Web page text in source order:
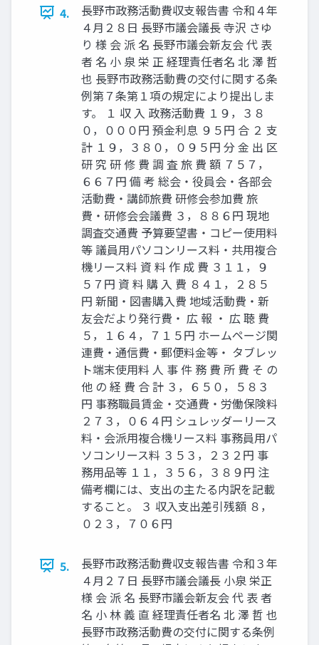
4.
長野市政務活動費収支報告書 令和４年
４月２８日 長野市議会議長 寺沢 さゆ
り 様 会 派 名 長野市議会新友会 代 表
者 名 小 泉 栄 正 経理責任者名 北 澤 哲
也 長野市政務活動費の交付に関する条
例第７条第１項の規定により提出しま
す。 １ 収 入 政務活動費 １９，３８
０，０００円 預金利息 ９５円 合 ２ 支
計 １９，３８０，０９５円 分 金 出 区
研 究 研 修 費 調 査 旅 費 額 ７５７，
６６７円 備 考 総会・役員会・各部会
活動費・講師旅費 研修会参加費 旅
費・研修会会議費 ３，８８６円 現地
調査交通費 予算要望書・コピー使用料
等 議員用パソコンリース料・共用複合
機リース料 資 料 作 成 費 ３１１，９
５７円 資 料 購 入 費 ８４１，２８５
円 新聞・図書購入費 地域活動費・新
友会だより発行費・ 広 報 ・ 広 聴 費
５，１６４，７１５円 ホームページ関
連費・通信費・郵便料金等・ タブレッ
ト端末使用料 人 事 件 務 費 所 費 そ の
他 の 経 費 合 計 ３，６５０，５８３
円 事務職員賃金・交通費・労働保険料
２７３，０６４円 シュレッダーリース
料・会派用複合機リース料 事務員用パ
ソコンリース料 ３５３，２３２円 事
務用品等 １１，３５６，３８９円 注
備考欄には、支出の主たる内訳を記載
すること。 ３ 収入支出差引残額 ８，
０２３，７０６円
5.
長野市政務活動費収支報告書 令和３年
４月２７日 長野市議会議長 小泉 栄正
様 会 派 名 長野市議会新友会 代 表 者
名 小 林 義 直 経理責任者名 北 澤 哲 也
長野市政務活動費の交付に関する条例